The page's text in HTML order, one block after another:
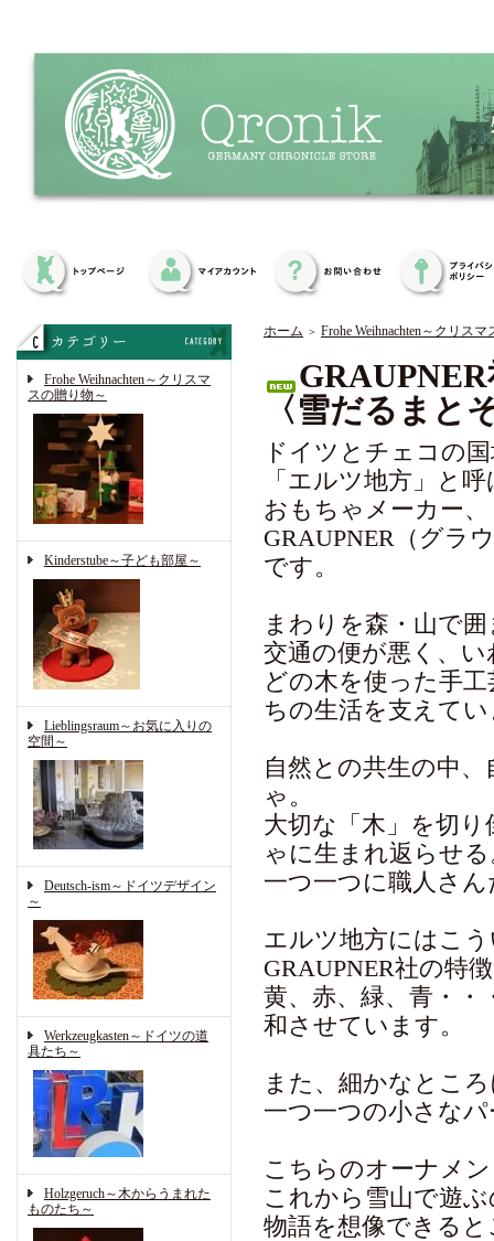
Frohe Weihnachten～クリスマ
スの贈り物～
Kinderstube～子ども部屋～
Lieblingsraum～お気に入りの
空間～
Deutsch-ism～ドイツデザイン
～
Werkzeugkasten～ドイツの道
具たち～
Holzgeruch～木からうまれた
ものたち～
ホーム ＞ Frohe Weihnachten～クリス
〈雪だるまと
ドイツとチェコの
「エルツ地方」と
おもちゃメーカー、
GRAUPNER（グラ
です。
まわりを森・山で
交通の便が悪く、
どの木を使った手
ちの生活を支えて
自然との共生の中
ゃ。
大切な「木」を切
ゃに生まれ返らせる
一つ一つに職人さ
エルツ地方にはこ
GRAUPNER社の特
黄、赤、緑、青・
和させています。
また、細かなとこ
一つ一つの小さな
こちらのオーナメ
これから雪山で遊
物語を想像できる